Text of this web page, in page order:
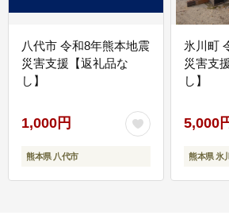
八代市 令和8年熊本地震
災害支援【返礼品な
し】
1,000円
熊本県 八代市
氷川町
災害支
し】
5,000
熊本県 氷